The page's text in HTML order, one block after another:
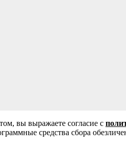
вы выражаете согласие с
средства сбора